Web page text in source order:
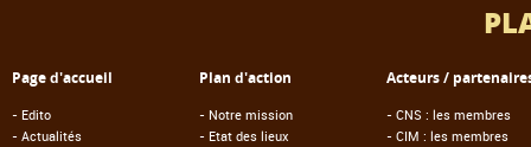
Page d'accueil
- Edito
- Actualités
Plan d'action
- Notre mission
- Etat des lieux
Acteurs /
- CNS : les membres
- CIM : les membres